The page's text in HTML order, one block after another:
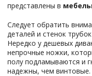
представлены в
Следует обратить
деталей и стенок
Нередко у дешевых
непрочные ножки,
полу подламываются и
надежны, чем винтовые.